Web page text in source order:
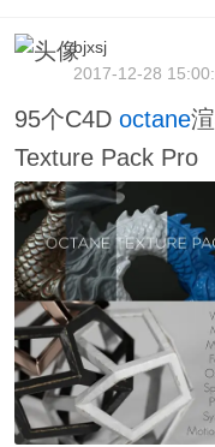
bjxsj
2017-12-28
95个C4D octane
Texture Pack Pro